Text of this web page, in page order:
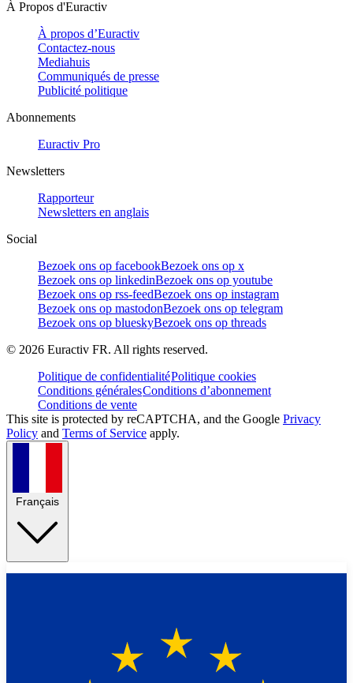
À Propos d'Euractiv
À propos d’Euractiv
Contactez-nous
Mediahuis
Communiqués de presse
Publicité politique
Abonnements
Euractiv Pro
Newsletters
Rapporteur
Newsletters en anglais
Social
Bezoek ons op facebookBezoek ons op x
Bezoek ons op linkedinBezoek ons op youtube
Bezoek ons op rss-feedBezoek ons op instagram
Bezoek ons op mastodonBezoek ons op telegram
Bezoek ons op blueskyBezoek ons op threads
© 2026 Euractiv FR. All rights reserved.
Politique de confidentialitéPolitique cookies
Conditions généralesConditions d’abonnement
Conditions de vente
This site is protected by reCAPTCHA, and the Google Privacy
Policy and Terms of Service apply.
Français